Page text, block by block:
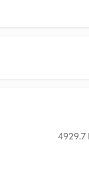
4929.7